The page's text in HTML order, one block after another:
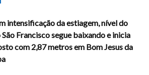
intensificação da estiagem, nível do
São Francisco segue baixando e inicia
com 2,87 metros em Bom Jesus da